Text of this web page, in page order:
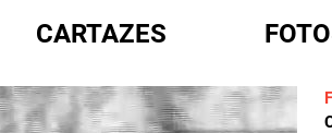
CARTAZES
DE BUSCA